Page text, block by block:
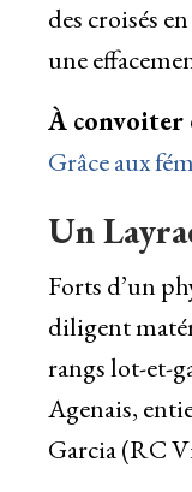
des croisés
une
À convoiter
Grâce aux
Un
Forts d’un
diligent
rangs lot-et-
Agenais,
Garcia (RC